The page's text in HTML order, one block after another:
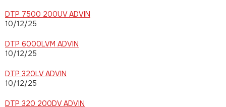
DTP 7500 200UV ADVIN
10/12/25
DTP 6000LVM ADVIN
10/12/25
DTP 320LV ADVIN
10/12/25
DTP 320 200DV ADVIN